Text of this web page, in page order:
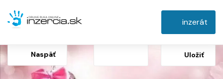
inzerát
Naspäť Uložiť